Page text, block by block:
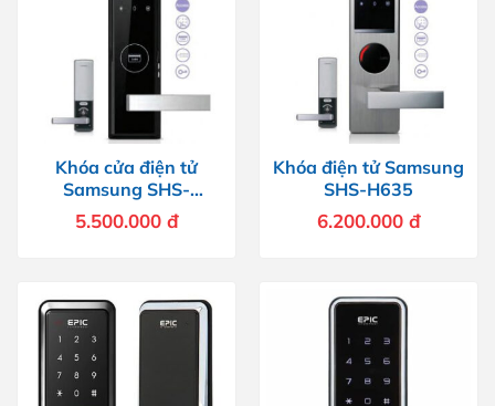
Khóa cửa điện tử
Samsung SHS-
H505FMK/EN
5.500.000 đ
Khóa điện tử Samsung
SHS-H635
6.200.000 đ